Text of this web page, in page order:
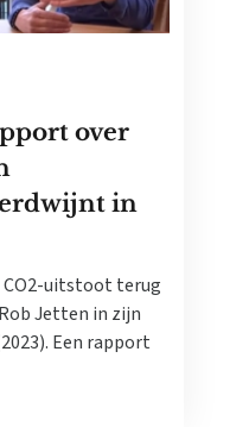
over
in
CO2-uitstoot terug
Jetten in zijn
Een rapport